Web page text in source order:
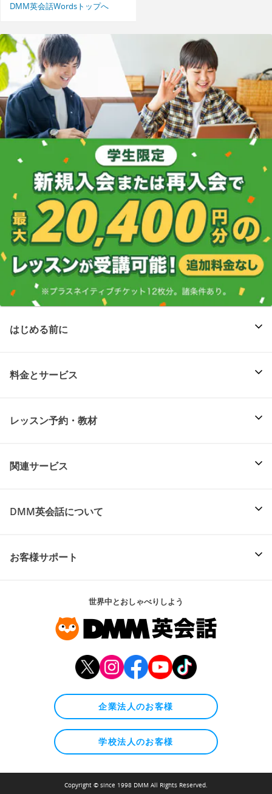
DMM英会話Wordsトップへ
はじめる前に
料金とサービス
レッスン予約・教材
関連サービス
DMM英会話について
お客様サポート
世界中とおしゃべりしよう
企業法人のお客様
学校法人のお客様
Copyright © since 1998 DMM All Rights Reserved.